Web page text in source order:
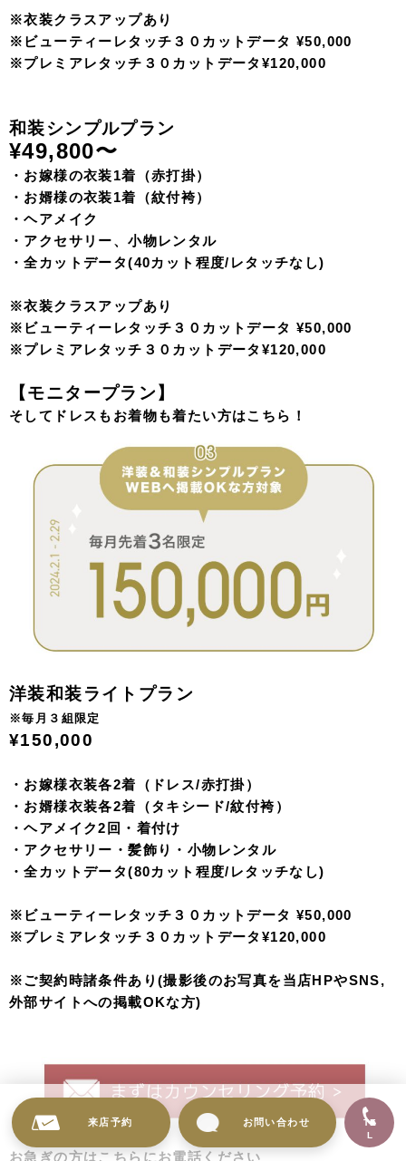
当スタジオで撮影いただいたお写真をイラスト化しお渡し
する「イラストウェルカムボード」。
上げます。
当スタジオで撮影いただいたお写真をもとに、お客様の特徴やお
選びいただいた衣装のディテールを大切にしながらラインを抽出
し、イラストデータ化することでオリジナルアルバムの表紙に、S
NSにアップする用に、ホーム画面などに、あらゆる場面でご使用
いただけます
リーズナブルな価格でフォトウェディングに必要なものが
すべて揃った安心のプラン。
データは撮影したその日にクラウドにアップしてお渡しい
たします。
洋装シンプルプラン
¥39,800〜
・お嫁様の衣装1着（ドレス）
・お婿様の衣装1着（タキシード）
・ヘアメイク
・アクセサリー、小物レンタル
・全カットデータ(40カット程度/レタッチなし)
※ビューティーレタッチ３０カットデータ ¥50,000
※プレミアレタッチ３０カットデータ¥120,000
和装シンプルプラン
¥49,800〜
・お嫁様の衣装1着（赤打掛）
・お婿様の衣装1着（紋付袴）
・ヘアメイク
・全カットデータ(40カット程度/レタッチなし)
※ビューティーレタッチ３０カットデータ ¥50,000
※プレミアレタッチ３０カットデータ¥120,000
そしてドレスもお着物も着たい方はこちら！
来店予約 お問い合わせ
TE
L